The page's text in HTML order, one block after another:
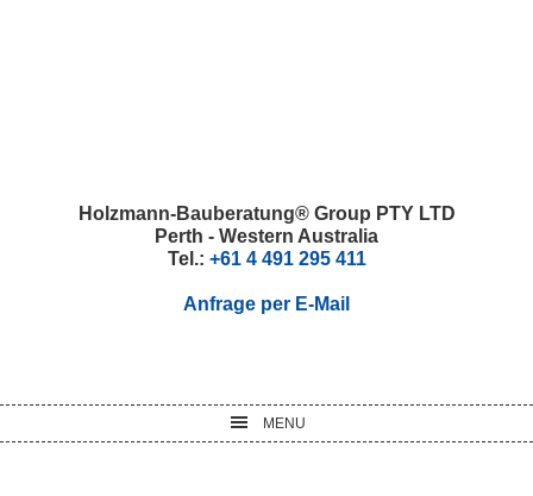
Holzmann-Bauberatung® Group PTY LTD
Perth - Western Australia
Tel.: +61 4 491 295 411
Anfrage per E-Mail
MENU